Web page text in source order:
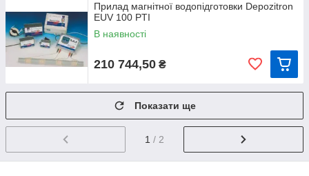
Прилад магнітної водопідготовки Depozitron
EUV 100 PTI
В наявності
210 744,50 ₴
Показати ще
1 / 2